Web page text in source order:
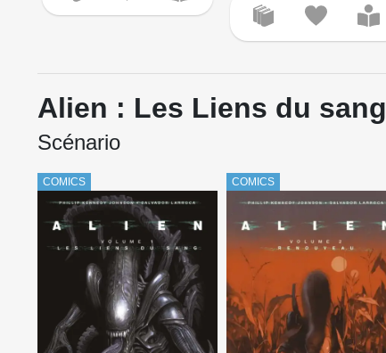
Alien : Les Liens du sang
Scénario
COMICS COMICS